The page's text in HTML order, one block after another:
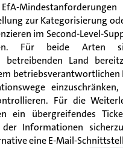
zur Kategorisierung
im Second-Level-
Für beide Arten
Land
betriebsverantwortlichen
Für die
ein übergreifendes
Informationen
eine E-Mail-